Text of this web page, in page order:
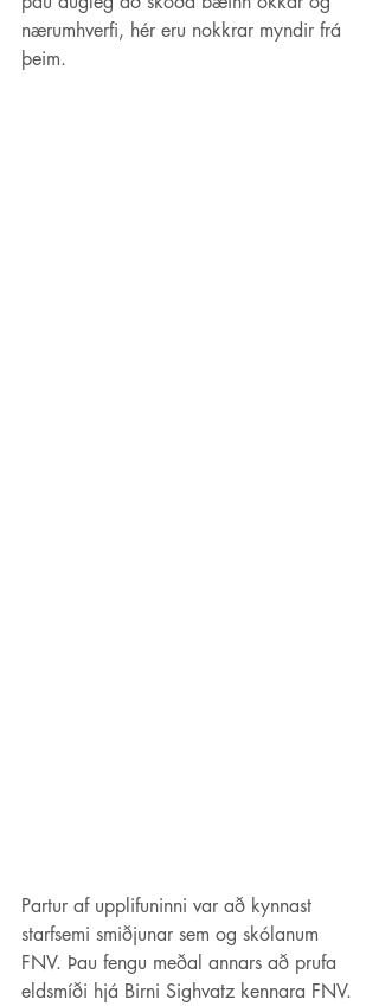
nærumhverfi, hér eru nokkrar myndir frá
þeim.
Partur af upplifuninni var að kynnast
starfsemi smiðjunar sem og skólanum
FNV. Þau fengu meðal annars að prufa
eldsmíði hjá Birni Sighvatz kennara FNV.